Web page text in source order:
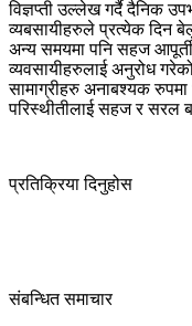
विज्ञप्ती उल्लेख गर्दै दैनिक
व्यबसायीहरुले प्रत्येक दिन
अन्य समयमा पनि सहज आपूर्ती
व्यवसायीहरुलाई अनुरोध
सामाग्रीहरु अनाबश्यक
परिस्थीतीलाई सहज र सरल
प्रतिक्रिया दिनुहोस
संबन्धित समाचार